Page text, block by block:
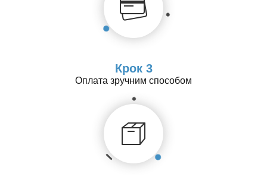
Крок 3
Оплата зручним способом